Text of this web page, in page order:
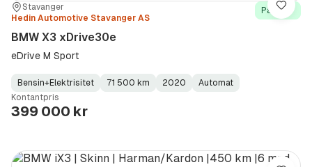
Sted:
Stavanger
Forhandler:
Hedin Automotive Stavanger AS
På lager
BMW X3 xDrive30e
eDrive M Sport
Fuel
Type:
Bensin+Elektrisitet
Kilometerstand: 71 500 km
Model
Year:
2020
Gearbox
Type:
Automat
Kontantpris
399 000 kr
Lagre